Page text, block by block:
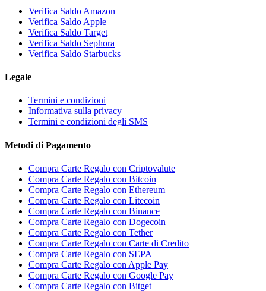
Verifica Saldo Amazon
Verifica Saldo Apple
Verifica Saldo Target
Verifica Saldo Sephora
Verifica Saldo Starbucks
Legale
Termini e condizioni
Informativa sulla privacy
Termini e condizioni degli SMS
Metodi di Pagamento
Compra Carte Regalo con Criptovalute
Compra Carte Regalo con Bitcoin
Compra Carte Regalo con Ethereum
Compra Carte Regalo con Litecoin
Compra Carte Regalo con Binance
Compra Carte Regalo con Dogecoin
Compra Carte Regalo con Tether
Compra Carte Regalo con Carte di Credito
Compra Carte Regalo con SEPA
Compra Carte Regalo con Apple Pay
Compra Carte Regalo con Google Pay
Compra Carte Regalo con Bitget